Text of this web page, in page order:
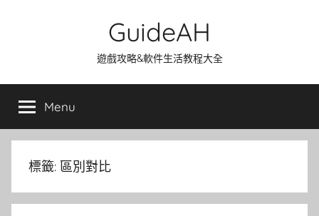
GuideAH
遊戲攻略&軟件生活教程大全
Menu
標籤: 區別對比